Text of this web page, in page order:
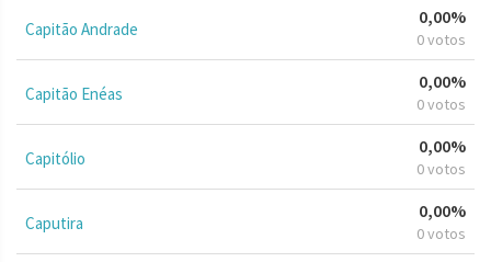
Capitão Andrade
0,00%
0 votos
Capitão Enéas
0,00%
0 votos
Capitólio
0,00%
0 votos
Caputira
0,00%
0 votos